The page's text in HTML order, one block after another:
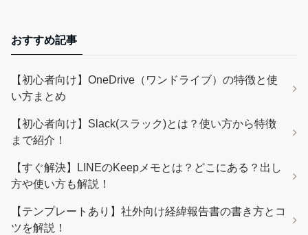
おすすめ記事
【初心者向け】OneDrive（ワンドライブ）の特徴と使
い方まとめ
【初心者向け】Slack(スラック)とは？使い方から特徴
まで紹介！
【すぐ解決】LINEのKeepメモとは？どこにある？出し
方や使い方も解説！
【テンプレートあり】社外向け経緯報告書の書き方とコ
ツを解説！